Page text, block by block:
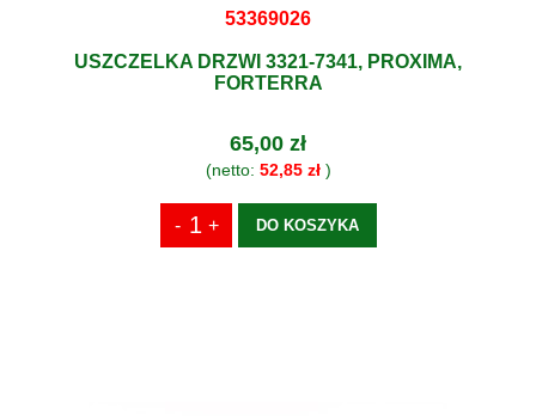
53369026
USZCZELKA DRZWI 3321-7341, PROXIMA,
FORTERRA
65,00 zł
(netto: 52,85 zł)
DO KOSZYKA